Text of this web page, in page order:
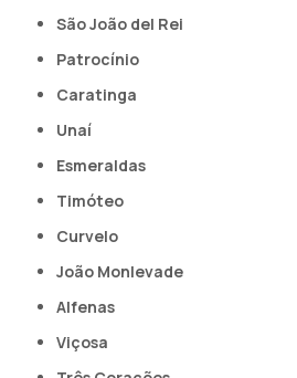
São João del Rei
Patrocínio
Caratinga
Unaí
Esmeraldas
Timóteo
Curvelo
João Monlevade
Alfenas
Viçosa